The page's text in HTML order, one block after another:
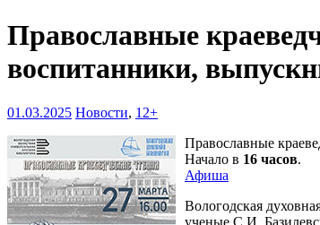
Православные
воспитанники,
01.03.2025 Новости, 12+
Православные
Начало в 16 часов.
Афиша
Вологодская
ученые С.И.